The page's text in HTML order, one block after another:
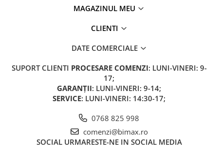
Piese grupate pe Producator
Huse / Parbrize
Cosuri, Cutii, Scaune
Suport Telefoane
MAGAZINUL MEU
CLIENTI
DATE COMERCIALE
SUPORT CLIENTI PROCESARE COMENZI: LUNI-VINERI: 9-
17;
GARANȚII: LUNI-VINERI: 9-14;
SERVICE: LUNI-VINERI: 14:30-17;
0768 825 998
comenzi@bimax.ro
SOCIAL URMARESTE-NE IN SOCIAL MEDIA